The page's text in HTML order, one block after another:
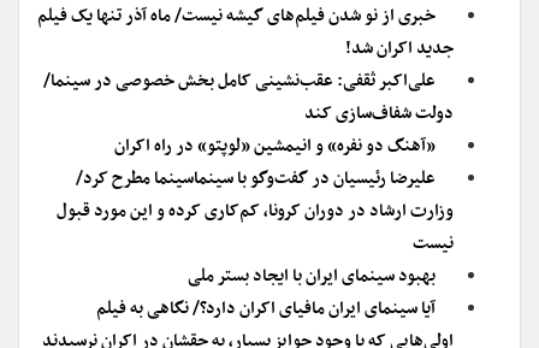
خبری از نو شدن فیلم‌های گیشه نیست/ ماه آذر تنها یک فیلم
جدید اکران شد!
علی‌اکبر ثقفی: عقب‌نشینی کامل بخش خصوصی در سینما/
دولت شفاف‌سازی کند
«آهنگ دو نفره» و انیمشین «لوپتو» در راه اکران
علیرضا رئیسیان در گفت‌وگو با سینماسینما مطرح کرد/
وزارت ارشاد در دوران کرونا، کم‌کاری کرده و این مورد قبول
نیست
بهبود سینمای ایران با ایجاد بستر ملی
آیا سینمای ایران مافیای اکران دارد؟/ نگاهی به فیلم
اولی‌هایی که با وجود جوایز بسیار، به حقشان در اکران نرسیدند